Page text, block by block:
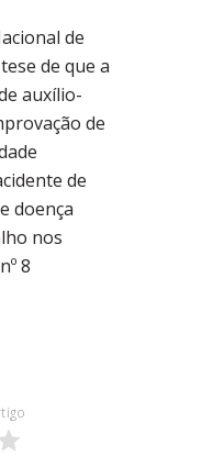
de
de que a
auxílio-
de
de
doença
nos
8